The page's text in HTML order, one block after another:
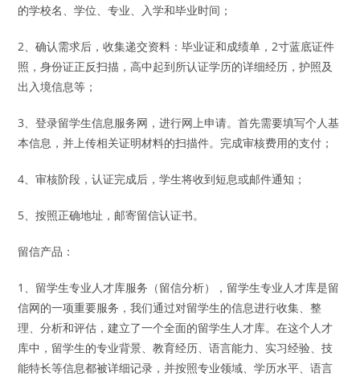
的学校名、学位、专业、入学和毕业时间；
2、确认需求后，收集递交资料：毕业证和成绩单，2寸蓝底证件
照，身份证正反扫描，高中起到所认证学历的详细经历，护照及
出入境信息等；
3、登录留学生信息服务网，进行网上申请。首先需要填写个人基
本信息，并上传相关证明材料的扫描件。完成审核费用的支付；
4、审核阶段，认证完成后，学生将收到短息或邮件通知；
5、按照正确地址，邮寄留信认证书。
留信产品：
1、留学生专业人才库服务（留信分析），留学生专业人才库是留
信网的一项重要服务，我们通过对留学生的信息进行收集、整
理、分析和评估，建立了一个全面的留学生人才库。在这个人才
库中，留学生的专业背景、教育经历、语言能力、实习经验、技
能特长等信息都被详细记录，并按照专业领域、学历水平、语言